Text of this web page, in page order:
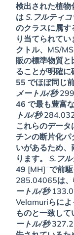
検出された植物
はS.フルティ
のクラスに属
り当てられて
クトル、MS/
販の標準物質
ることが明確
55 でほぼ同じ
メートル/秒
46 で最も豊富
トル/秒
これらのデー
チンの断片化
いがあるため
ります。S.フ
49 [MH]¯で前
285.04065は、
ートル/秒
Velamuriらによ
ものと一致して
ートル/秒